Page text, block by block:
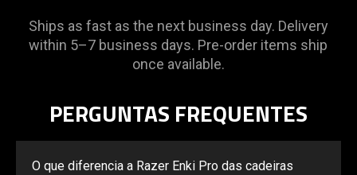
Ships as fast as the next business day. Delivery
within 5–7 business days. Pre-order items ship
once available.
PERGUNTAS FREQUENTES
O que diferencia a Razer Enki Pro das cadeiras